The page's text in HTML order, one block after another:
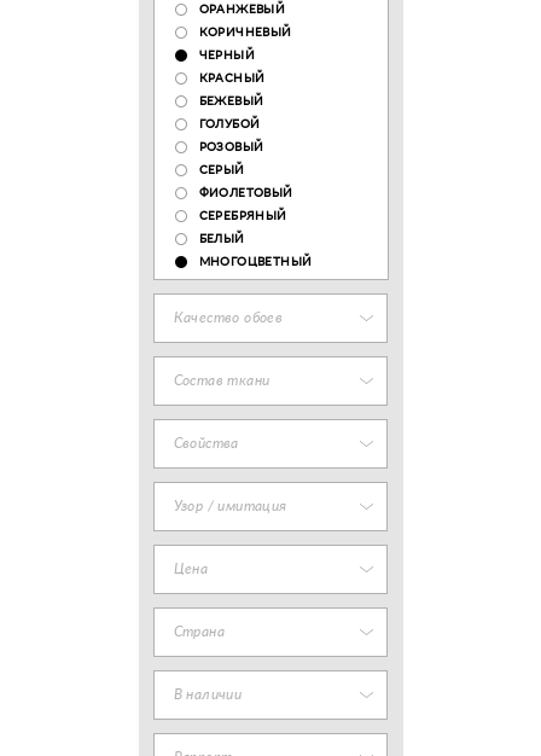
ОРАНЖЕВЫЙ
КОРИЧНЕВЫЙ
ЧЕРНЫЙ
КРАСНЫЙ
БЕЖЕВЫЙ
ГОЛУБОЙ
РОЗОВЫЙ
СЕРЫЙ
ФИОЛЕТОВЫЙ
СЕРЕБРЯНЫЙ
БЕЛЫЙ
МНОГОЦВЕТНЫЙ
Качество обоев
Состав ткани
Свойства
Узор / имитация
Цена
Страна
В наличии